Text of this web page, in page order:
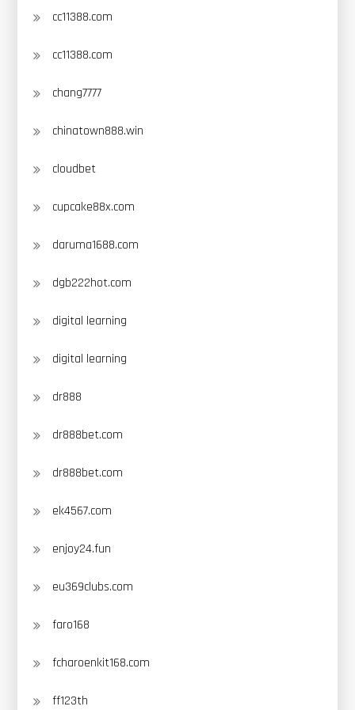
cc11388.com
cc11388.com
chang7777
chinatown888.win
cloudbet
cupcake88x.com
daruma1688.com
dgb222hot.com
digital learning
digital learning
dr888
dr888bet.com
dr888bet.com
ek4567.com
enjoy24.fun
eu369clubs.com
faro168
fcharoenkit168.com
ff123th